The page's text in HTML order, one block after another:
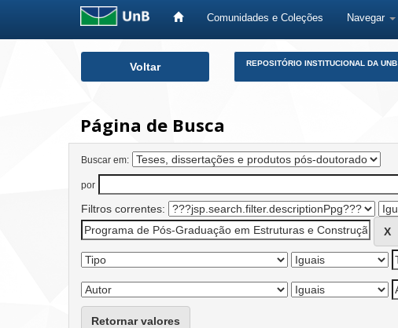
Comunidades e Coleções Navegar
Voltar REPOSITÓRIO INSTITUCIONAL DA UNB
Página de Busca
Buscar em:
por
Filtros correntes:
Retornar valores